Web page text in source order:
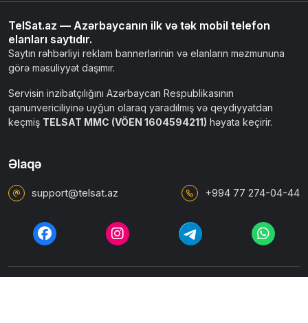
TelSat.az — Azərbaycanın ilk və tək mobil telefon
elanları saytıdır.
Saytın rəhbərliyi reklam bannerlərinin və elanların məzmununa
görə məsuliyyət daşımır.
Servisin inzibatçılığını Azərbaycan Respublikasının
qanunvericiliyinə uyğun olaraq yaradılmış və qeydiyyatdan
keçmiş TELSAT MMC (VÖEN 1604594211) həyata keçirir.
Əlaqə
support@telsat.az +994 77 274-04-44